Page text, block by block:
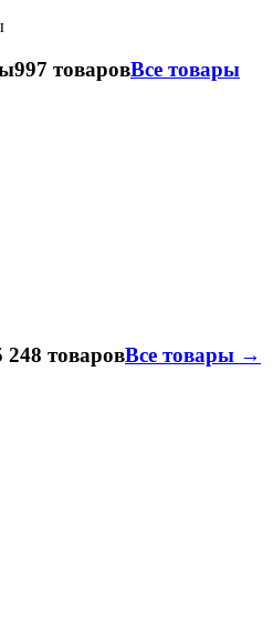
997 товаровВсе товары
248 товаровВсе товары →